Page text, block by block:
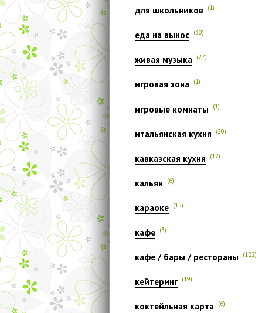
для школьников (1)
еда на вынос (30)
живая музыка (27)
игровая зона (1)
игровые комнаты (1)
итальянская кухня (20)
кавказская кухня (12)
кальян (6)
караоке (15)
кафе (3)
кафе / бары / рестораны (122)
кейтеринг (19)
коктейльная карта (6)